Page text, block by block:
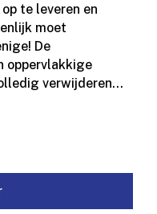
te leveren en
moet
De
oppervlakkige
verwijderen...